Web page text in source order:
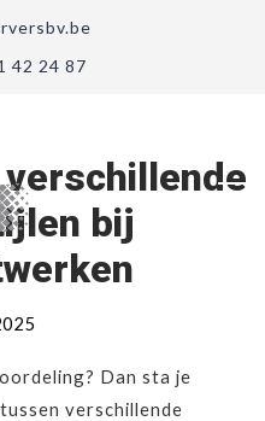
42 24 87
bij
Dan sta je
verschillende